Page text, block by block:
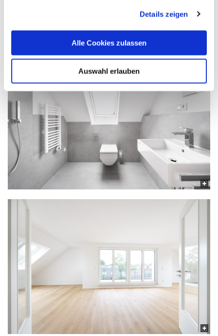
Details zeigen
Alle Cookies zulassen
Auswahl erlauben